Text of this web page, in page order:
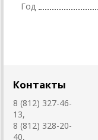
Год
Контакты
8 (812) 327-46-
13,
8 (812) 328-20-
40,